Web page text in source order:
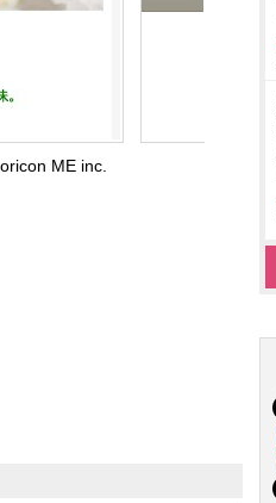
ME inc.